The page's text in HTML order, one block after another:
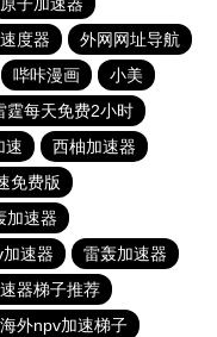
原子加速器
度器
外网网址导航
哔咔漫画
小美
霆每天免费2小时
速
西柚加速器
免费版
加速器
速器
雷轰加速器
器梯子推荐
外npv加速梯子